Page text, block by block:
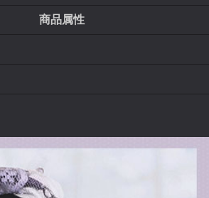
商品属性